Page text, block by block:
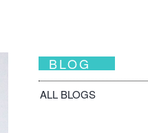
BLOG
ALL BLOGS